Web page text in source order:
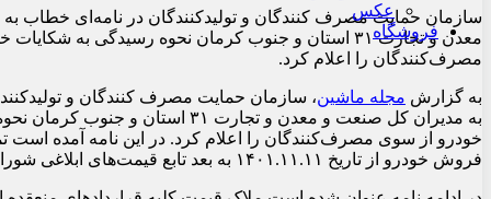
عکس
فروشگاه
سازمان حمایت مصرف کنندگان و تولیدکنندگان در نامه‌ای خطاب
معدن و تجارت ۳۱ استان و جنوب کرمان نحوه رسیدگی به
مصرف‌کنندگان را اعلام کرد.
به گزارش مجله ماشین، سازمان حمایت مصرف کنندگان و
به مدیران کل صنعت و معدن و تجارت ۳۱
خودرو از سوی مصرف‌کنندگان را اعلام کرد. در این نامه آمده است
فروش خودرو از تاریخ ۱۴۰۱.۱۱.۱۱ به بعد تابع قیمت‌های ابلاغی شورای رقابت است.